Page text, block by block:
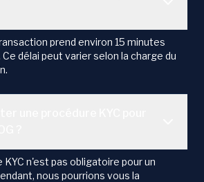
prend environ 15 minutes
délai peut varier selon la charge du
KYC n'est pas obligatoire pour un
nous pourrions vous la